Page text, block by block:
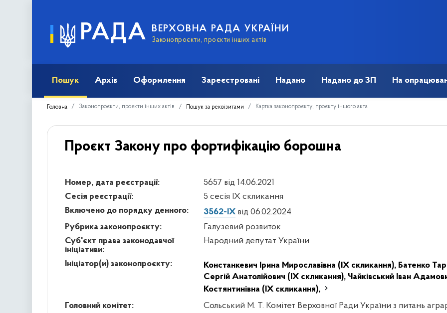
РАДА ВЕРХОВНА РАДА УКРАЇНИ
Законопроєкти, проєкти інших актів
Пошук Архів Оформлення Зареєстровані Надано Надано до ЗП На
Головна Законопроєкти, проєкти інших актів Пошук за реквізитами Картка законопроєкту, проєкту іншого акта
Проєкт Закону про фортифікацію борошна
Номер, дата реєстрації:
5657 від 14.06.2021
Сесія реєстрації:
5 сесія IX скликання
Включено до порядку денного:
3562-IX від 06.02.2024
Рубрика законопроєкту:
Галузевий розвиток
Суб'єкт права законодавчої
ініціативи:
Народний депутат України
Ініціатор(и) законопроєкту: Констанкевич Ірина Мирославівна (IX скликання), Батенко
Сергій Анатолійович (IX скликання), Чайківський Іван
Костянтинівна (IX скликання),
Головний комітет:
Сольський М. Т. Комітет Верховної Ради України з питань